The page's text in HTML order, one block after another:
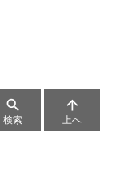

検索

上へ